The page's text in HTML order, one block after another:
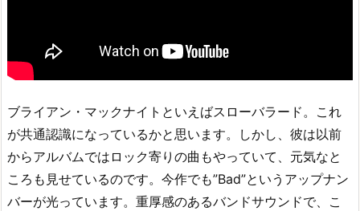
ブライアン・マックナイトといえばスローバラード。これ
が共通認識になっているかと思います。しかし、彼は以前
からアルバムではロック寄りの曲もやっていて、元気なと
ころも見せているのです。今作でも”Bad”というアップナン
バーが光っています。重厚感のあるバンドサウンドで、こ